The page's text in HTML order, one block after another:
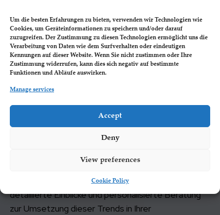
Um die besten Erfahrungen zu bieten, verwenden wir Technologien wie
Cookies, um Geräteinformationen zu speichern und/oder darauf
zuzugreifen. Der Zustimmung zu diesen Technologien ermöglicht uns die
Verarbeitung von Daten wie dem Surfverhalten oder eindeutigen
Kennungen auf dieser Website. Wenn Sie nicht zustimmen oder Ihre
Zustimmung widerrufen, kann dies sich negativ auf bestimmte
Funktionen und Abläufe auswirken.
Manage services
Accept
Deny
View preferences
Cookie Policy
um sich in einem wettbewerbsintensiven Markt
abzuheben und langfristige Kundenbeziehungen
aufzubauen​ (Exploding Topics)​.
Fazit
Investoren und Unternehmen, die bereit sind, sich
anzupassen und innovative Ansätze zu verfolgen.
Bei International Finance sind wir bestrebt, unsere
nutzen und nachhaltige, profitable
Investitionsstrategien zu entwickeln. Für
detaillierte Einblicke und personalisierte Beratung
zur Umsetzung dieser Trends in Ihrer